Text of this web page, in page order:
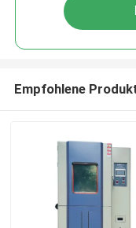
Empfohlene